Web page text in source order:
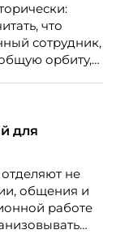
что
сотрудник,
орбиту,
тому, что
выпуска
НИУ ВШЭ и
для
не
общения и
работе